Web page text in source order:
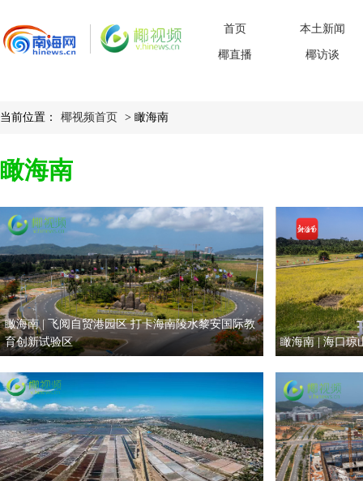
首页 本土新闻
椰直播 椰访谈
当前位置： 椰视频首页 > 瞰海南
瞰海南
瞰海南 | 飞阅自贸港园区 打卡海南陵水黎安国际教
育创新试验区
瞰海南 | 海口琼